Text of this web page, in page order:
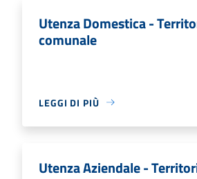
Utenza Domestica -
comunale
LEGGI DI PIÙ
Utenza Aziendale -